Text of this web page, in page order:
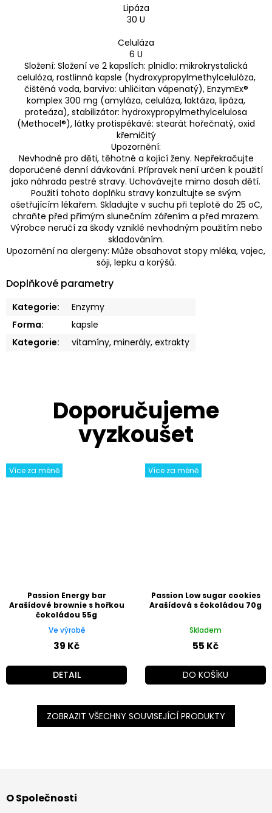
Více za méně
Passion Energy bar
Arašídové brownie s hořkou
čokoládou 55g
Ve výrobě
39 Kč
DETAIL
Více za méně
Passion Low sugar cookies
Arašídová s čokoládou 70g
Skladem
55 Kč
DO KOŠÍKU
ZOBRAZIT VŠECHNY SOUVISEJÍCÍ PRODUKTY
Lipáza
30 U
Celuláza
6 U
Složení: Složení ve 2 kapslích: plnidlo: mikrokrystalická
celulóza, rostlinná kapsle (hydroxypropylmethylcelulóza,
čištěná voda, barvivo: uhličitan vápenatý), EnzymEx®
komplex 300 mg (amyláza, celuláza, laktáza, lipáza,
proteáza), stabilizátor: hydroxypropylmethylcelulosa
(Methocel®), látky protispékavé: stearát hořečnatý, oxid
křemičitý
Upozornění:
Nevhodné pro děti, těhotné a kojící ženy. Nepřekračujte
doporučené denní dávkování. Přípravek není určen k použití
jako náhrada pestré stravy. Uchovávejte mimo dosah dětí.
Použití tohoto doplňku stravy konzultujte se svým
ošetřujícím lékařem. Skladujte v suchu při teplotě do 25 oC,
chraňte před přímým slunečním zářením a před mrazem.
Výrobce neručí za škody vzniklé nevhodným použitím nebo
skladováním.
Upozornění na alergeny: Může obsahovat stopy mléka, vajec,
sóji, lepku a korýšů.
Doplňkové parametry
Kategorie:
Enzymy
Forma:
kapsle
Kategorie: vitamíny, minerály, extrakty
pO Společnosti